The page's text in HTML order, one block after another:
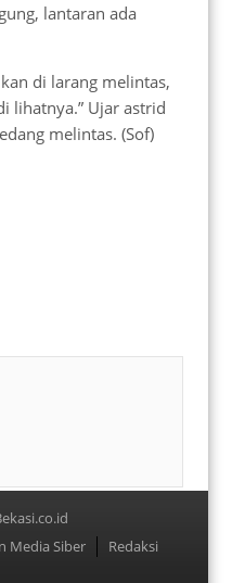
lantaran ada
di larang melintas,
lihatnya.” Ujar astrid
melintas. (Sof)
Media Siber
Redaksi